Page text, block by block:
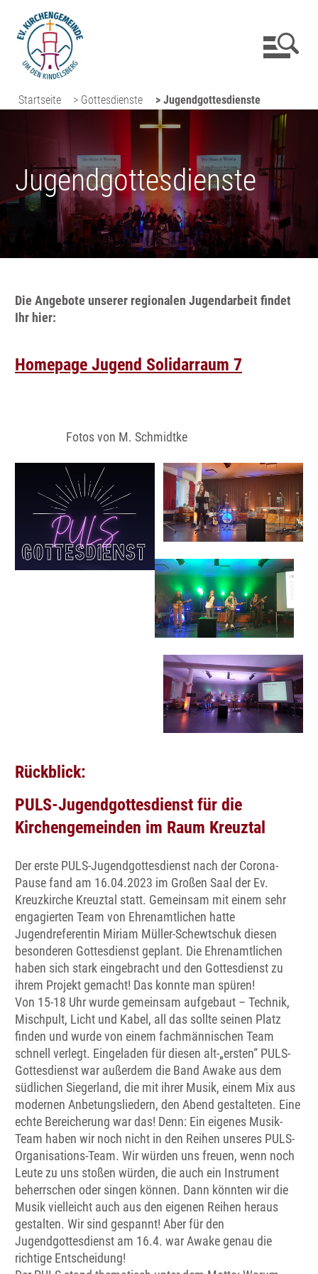
Startseite > Gottesdienste > Jugendgottesdienste
Jugendgottesdienste
Die Angebote unserer regionalen Jugendarbeit findet
Ihr hier:
Homepage Jugend Solidarraum 7
Fotos von M. Schmidtke
Rückblick:
PULS-Jugendgottesdienst für die
Kirchengemeinden im Raum Kreuztal
Der erste PULS-Jugendgottesdienst nach der Corona-
Pause fand am 16.04.2023 im Großen Saal der Ev.
Kreuzkirche Kreuztal statt. Gemeinsam mit einem sehr
engagierten Team von Ehrenamtlichen hatte
Jugendreferentin Miriam Müller-Schewtschuk diesen
besonderen Gottesdienst geplant. Die Ehrenamtlichen
haben sich stark eingebracht und den Gottesdienst zu
ihrem Projekt gemacht! Das konnte man spüren!
Von 15-18 Uhr wurde gemeinsam aufgebaut – Technik,
Mischpult, Licht und Kabel, all das sollte seinen Platz
finden und wurde von einem fachmännischen Team
schnell verlegt. Eingeladen für diesen alt-„ersten“ PULS-
Gottesdienst war außerdem die Band Awake aus dem
südlichen Siegerland, die mit ihrer Musik, einem Mix aus
modernen Anbetungsliedern, den Abend gestalteten. Eine
echte Bereicherung war das! Denn: Ein eigenes Musik-
Team haben wir noch nicht in den Reihen unseres PULS-
Organisations-Team. Wir würden uns freuen, wenn noch
Leute zu uns stoßen würden, die auch ein Instrument
beherrschen oder singen können. Dann könnten wir die
Musik vielleicht auch aus den eigenen Reihen heraus
gestalten. Wir sind gespannt! Aber für den
Jugendgottesdienst am 16.4. war Awake genau die
richtige Entscheidung!